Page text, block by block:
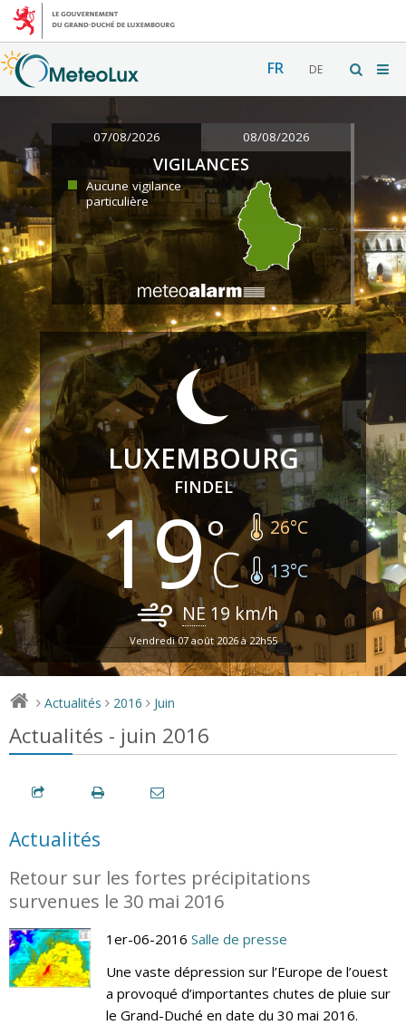
FR DE
07/08/2026 08/08/2026
VIGILANCES
Aucune vigilance
particulière
LUXEMBOURG
FINDEL
19 26°C
13°C
NE 19 km/h
Vendredi 07 août 2026 à 22h55
> Actualités > 2016 > Juin
Actualités - juin 2016
Actualités
Retour sur les fortes précipitations
survenues le 30 mai 2016
1er-06-2016 Salle de presse
Une vaste dépression sur l’Europe de l’ouest
a provoqué d’importantes chutes de pluie sur
le Grand-Duché en date du 30 mai 2016.